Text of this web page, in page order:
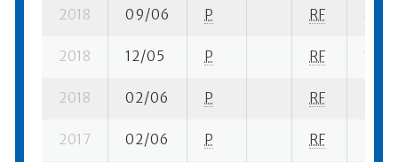
2018 09/06 P RF 8 su-
2018 12/05 P RF 1 se-
2018 02/06 P RF 13
2017 02/06 P RF